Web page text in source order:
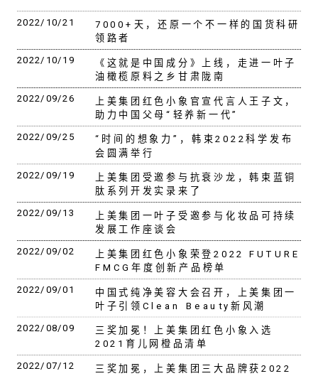
2022/10/21
7000+天，还原一个不一样的国货科研
领路者
2022/10/19
《这就是中国成分》上线，走进一叶子
油橄榄原料之乡甘肃陇南
2022/09/26
上美集团红色小象官宣代言人王子文，
助力中国父母“轻养新一代”
2022/09/25 “时间的想象力”，韩束2022科学发布
会圆满举行
2022/09/19
上美集团受邀参与抗衰沙龙，韩束蓝铜
肽系列开发实录来了
2022/09/13 上美集团一叶子受邀参与化妆品可持续
发展工作座谈会
2022/09/02
上美集团红色小象荣登2022 FUTURE
FMCG年度创新产品榜单
2022/09/01
中国式纯净美容大会召开，上美集团一
叶子引领Clean Beauty新风潮
2022/08/09 三奖加冕！上美集团红色小象入选
2021育儿网橙品清单
2022/07/12
三奖加冕，上美集团三大品牌获2022